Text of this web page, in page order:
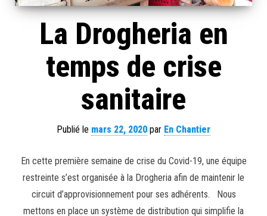
La Drogheria en
temps de crise
sanitaire
Publié le mars 22, 2020 par En Chantier
En cette première semaine de crise du Covid-19, une équipe
restreinte s’est organisée à la Drogheria afin de maintenir le
circuit d’approvisionnement pour ses adhérents. Nous
mettons en place un système de distribution qui simplifie la